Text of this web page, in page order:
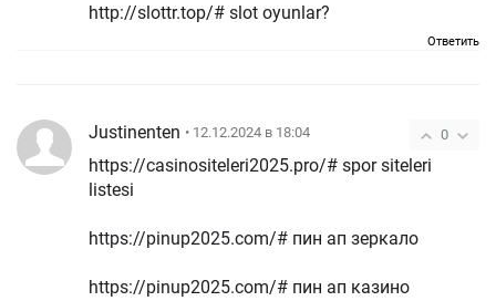
http://slottr.top/# slot oyunlar?
Ответить
0
Justinenten • 12.12.2024 в 18:04
https://casinositeleri2025.pro/# spor siteleri
listesi
https://pinup2025.com/# пин ап зеркало
https://pinup2025.com/# пин ап казино